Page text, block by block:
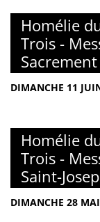
Homélie
Trois -
DIMANCHE 11
Homélie
Trois -
Saint-
DIMANCHE 28